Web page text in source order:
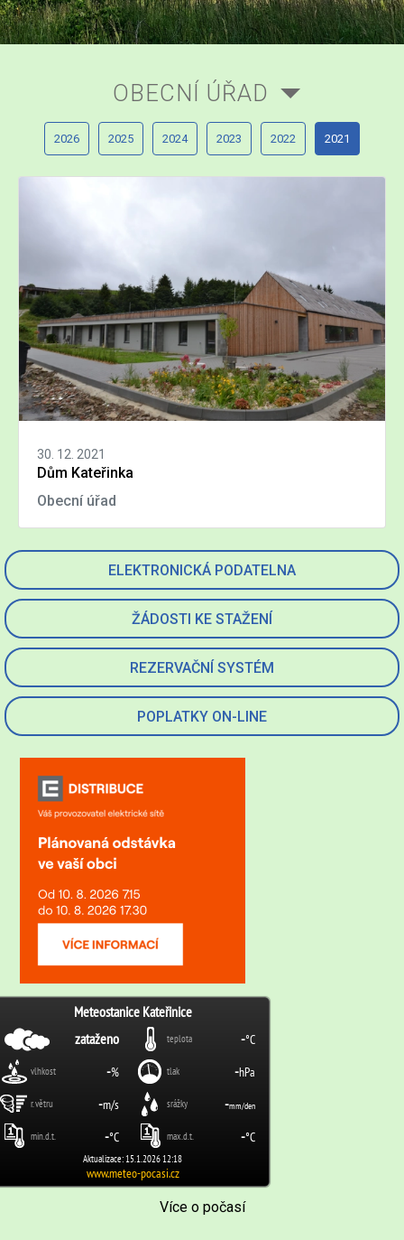
ELEKTRONICKÁ PODATELNA
ŽÁDOSTI KE STAŽENÍ
REZERVAČNÍ SYSTÉM
POPLATKY ON-LINE
Více o počasí
OBECNÍ ÚŘAD
2026 2025 2024 2023 2022 2021
30. 12. 2021
Dům Kateřinka
Obecní úřad